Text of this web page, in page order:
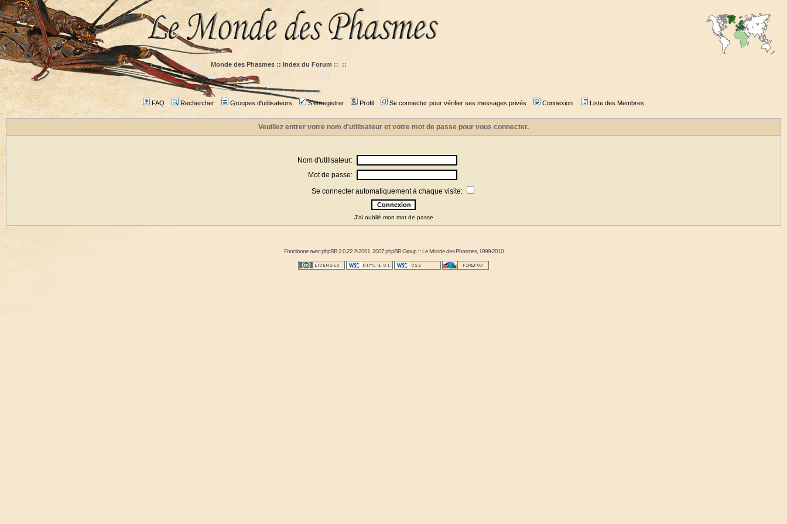
Monde des Phasmes :: Index du Forum :: ::
FAQ Rechercher Groupes d'utilisateurs S'enregistrer Profil Se connecter pour vérifier ses messages privés Connexion Liste des Membres
Veuillez entrer votre nom d'utilisateur et votre mot de passe pour vous connecter.
Nom d'utilisateur:
Mot de passe:
Se connecter automatiquement à chaque visite:
J'ai oublié mon mot de passe
Fonctionne avecphpBB2.0.22 © 2001, 2007 phpBB Group : :Le Monde des Phasmes, 1999-2010